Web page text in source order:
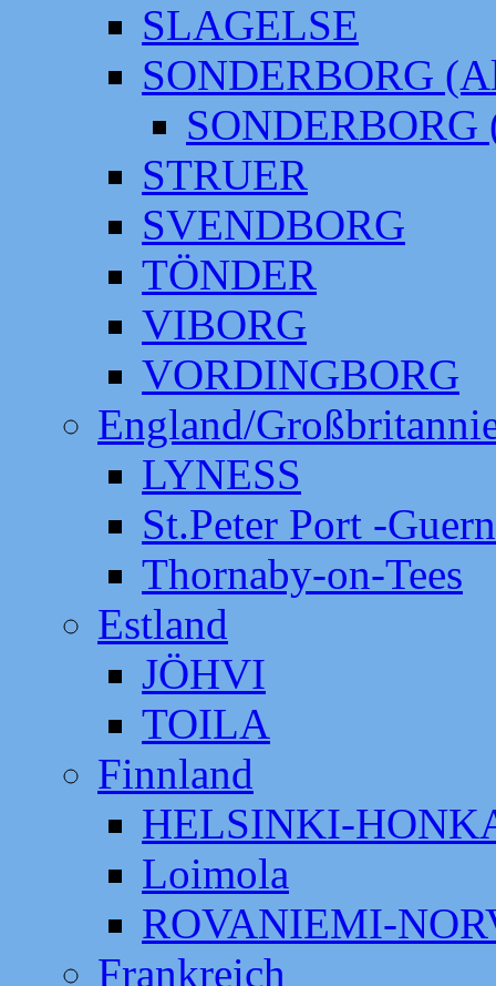
SLAGELSE
SONDERBORG
SONDERBORG
STRUER
SVENDBORG
TÖNDER
VIBORG
VORDINGBORG
England/
LYNESS
St.Peter Port -
Thornaby-on-Tees
Estland
JÖHVI
TOILA
Finnland
HELSINKI-
Loimola
ROVANIEMI-
Frankreich